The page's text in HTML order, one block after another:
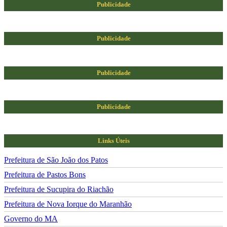
Publicidade
Publicidade
Publicidade
Publicidade
Links Úteis
Prefeitura de São João dos Patos
Prefeitura de Pastos Bons
Prefeitura de Sucupira do Riachão
Prefeitura de Nova Iorque do Maranhão
Governo do MA